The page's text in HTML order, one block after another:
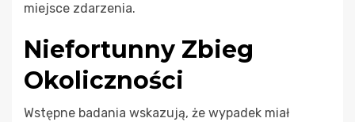
miejsce zdarzenia.
Niefortunny Zbieg
Okoliczności
Wstępne badania wskazują, że wypadek miał